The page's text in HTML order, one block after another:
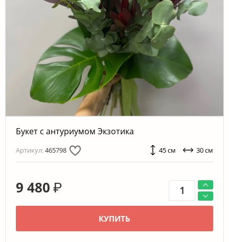
Букет с антуриумом Экзотика
Артикул:465798 45 см 30 см
9 480 ₽
КУПИТЬ